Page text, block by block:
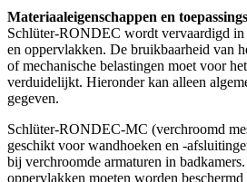
Materiaaleigenschappen en
Schlüter-RONDEC wordt vervaardigd in
en oppervlakken. De bruikbaarheid van
of mechanische belastingen moet voor
verduidelijkt. Hieronder kan alleen
gegeven.
Schlüter-RONDEC-MC (verchroomd
geschikt voor wandhoeken en -
bij verchroomde armaturen in
oppervlakken moeten worden beschermd